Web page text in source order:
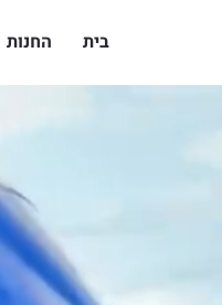
בית החנות